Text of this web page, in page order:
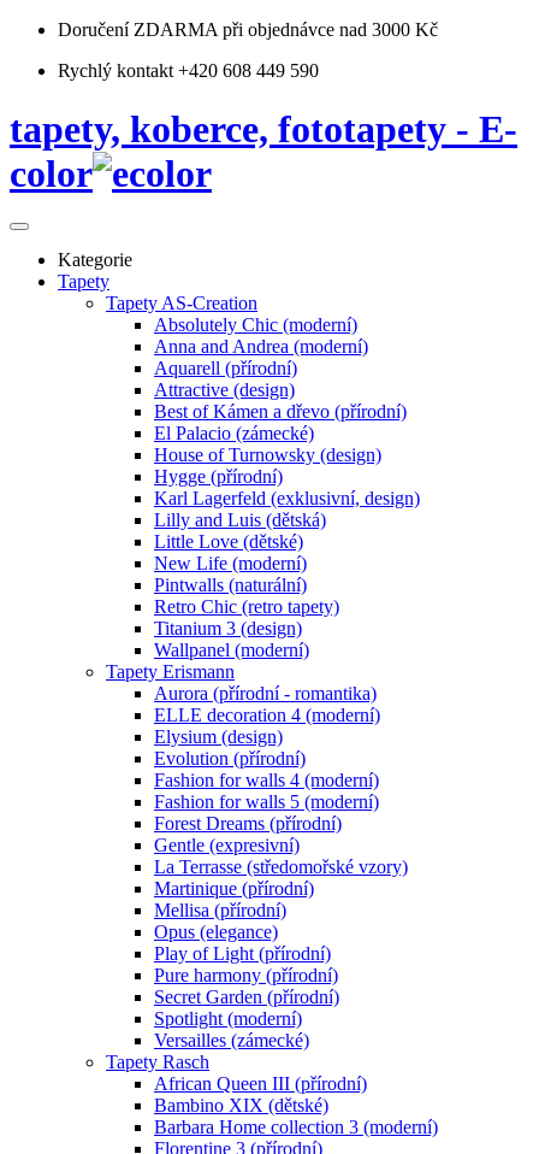
Doručení ZDARMA při objednávce nad 3000 Kč
Rychlý kontakt +420 608 449 590
tapety, koberce, fototapety - E-
color
Kategorie
Tapety
Tapety AS-Creation
Absolutely Chic (moderní)
Anna and Andrea (moderní)
Aquarell (přírodní)
Attractive (design)
Best of Kámen a dřevo (přírodní)
El Palacio (zámecké)
House of Turnowsky (design)
Hygge (přírodní)
Karl Lagerfeld (exklusivní, design)
Lilly and Luis (dětská)
Little Love (dětské)
New Life (moderní)
Pintwalls (naturální)
Retro Chic (retro tapety)
Titanium 3 (design)
Wallpanel (moderní)
Tapety Erismann
Aurora (přírodní - romantika)
ELLE decoration 4 (moderní)
Elysium (design)
Evolution (přírodní)
Fashion for walls 4 (moderní)
Fashion for walls 5 (moderní)
Forest Dreams (přírodní)
Gentle (expresivní)
La Terrasse (středomořské vzory)
Martinique (přírodní)
Mellisa (přírodní)
Opus (elegance)
Play of Light (přírodní)
Pure harmony (přírodní)
Secret Garden (přírodní)
Spotlight (moderní)
Versailles (zámecké)
Tapety Rasch
African Queen III (přírodní)
Bambino XIX (dětské)
Barbara Home collection 3 (moderní)
Florentine 3 (přírodní)